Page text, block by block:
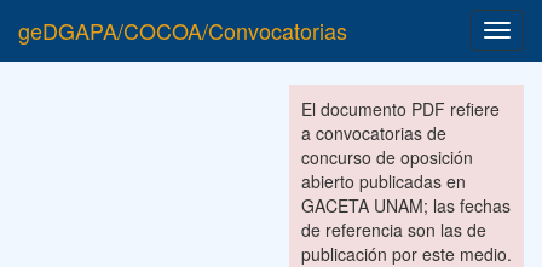
geDGAPA/COCOA/Convocatorias
El documento PDF refiere
a convocatorias de
concurso de oposición
abierto publicadas en
GACETA UNAM; las fechas
de referencia son las de
publicación por este medio.